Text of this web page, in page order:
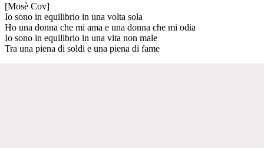
[Mosè Cov]
Io sono in equilibrio in una volta sola
Ho una donna che mi ama e una donna che mi odia
Io sono in equilibrio in una vita non male
Tra una piena di soldi e una piena di fame